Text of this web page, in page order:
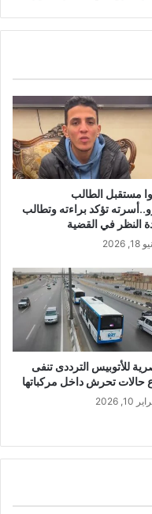
مستقبل الطالب
تؤكد براءته وتطالب
النظر في القضية
2026
للأتوبيس الترددى تنفى
حالات تحرش داخل مركباتها​
10, 2026